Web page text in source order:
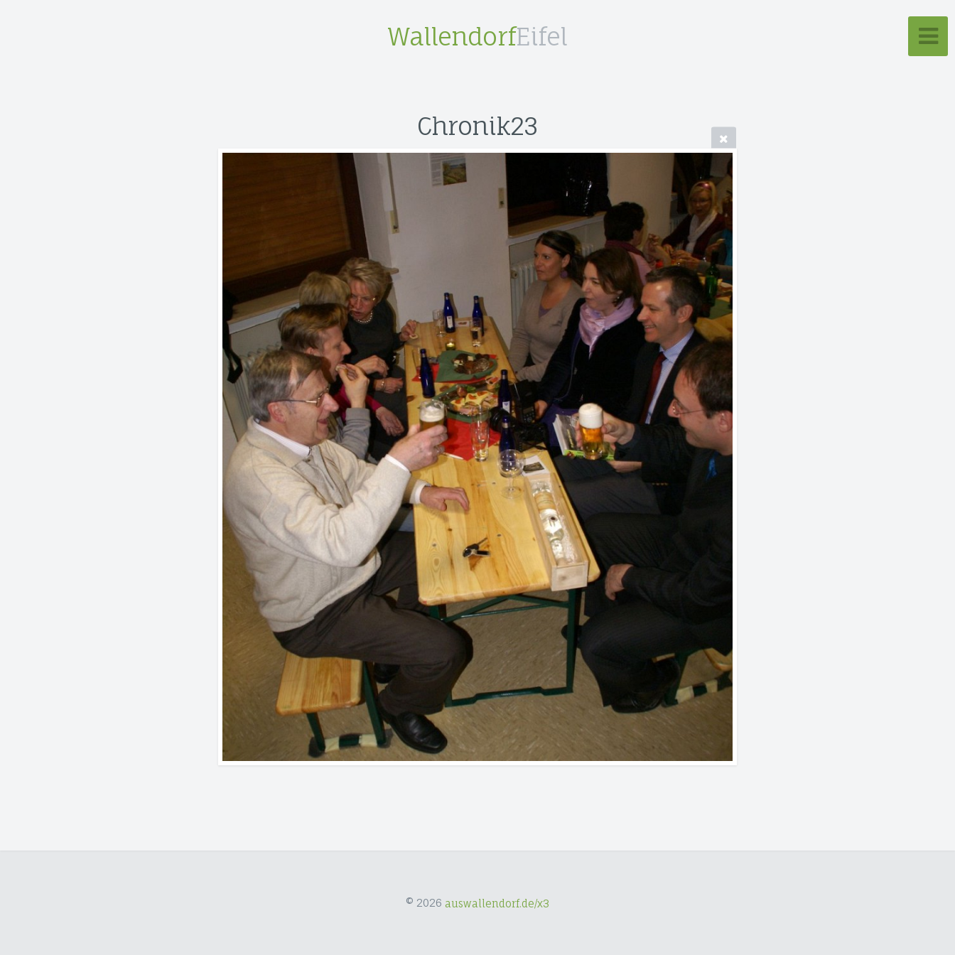
WallendorfEifel
Chronik23
© 2026 auswallendorf.de/x3